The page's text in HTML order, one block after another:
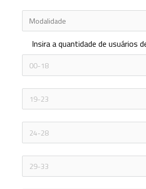
Insira a quantidade de usuários